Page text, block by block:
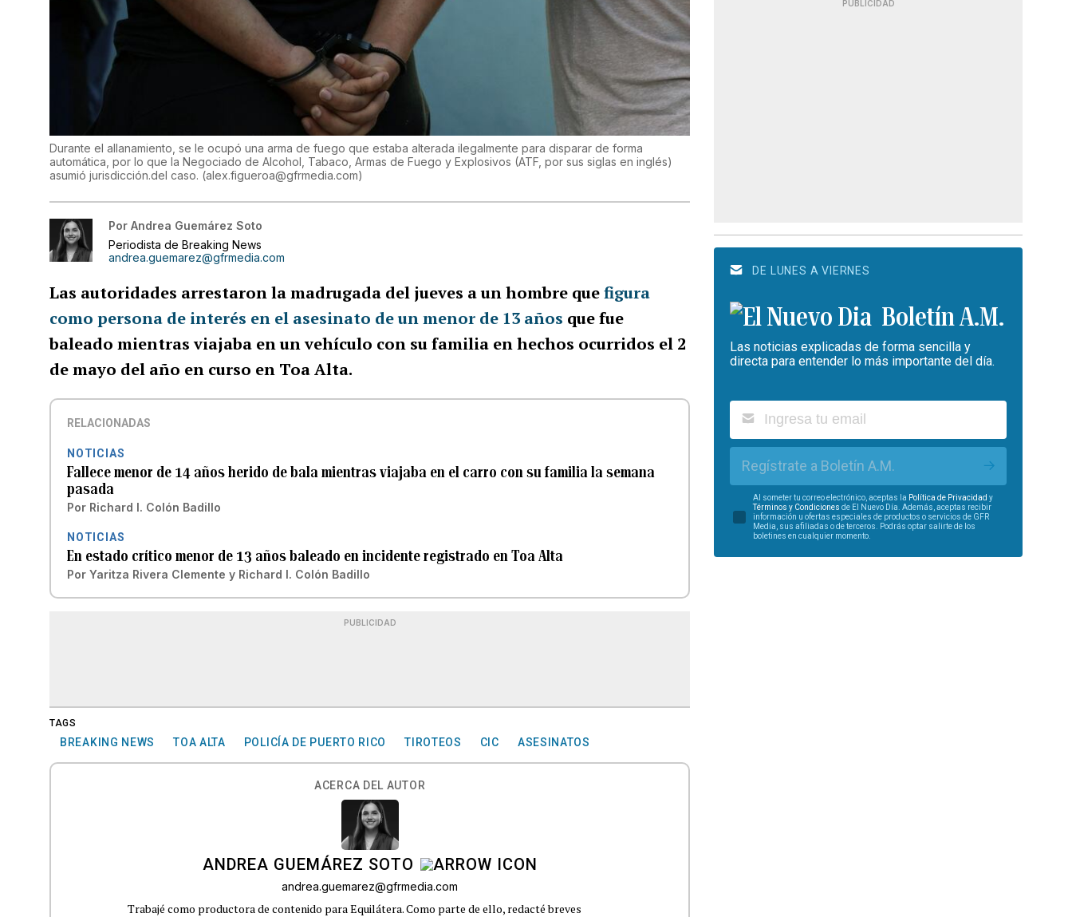
Durante el allanamiento, se le ocupó una arma de fuego que estaba alterada ilegalmente para disparar de forma
automática, por lo que la Negociado de Alcohol, Tabaco, Armas de Fuego y Explosivos (ATF, por sus siglas en inglés)
asumió jurisdicción.del caso. (alex.figueroa@gfrmedia.com)
Por Andrea Guemárez Soto
Periodista de Breaking News
andrea.guemarez@gfrmedia.com
Las autoridades arrestaron la madrugada del jueves a un hombre quefigura
como persona de interés en el asesinato de un menor de 13 años que fue
baleado mientras viajaba en un vehículo con su familia en hechos ocurridos el 2
de mayo del año en curso en Toa Alta.
RELACIONADAS
NOTICIAS
Fallece menor de 14 años herido de bala mientras viajaba en el carro con su familia la semana
pasada
Por Richard I. Colón Badillo
NOTICIAS
En estado crítico menor de 13 años baleado en incidente registrado en Toa Alta
Por Yaritza Rivera Clemente y Richard I. Colón Badillo
PUBLICIDAD
TAGS
BREAKING NEWS TOA ALTA POLICÍA DE PUERTO RICO TIROTEOS CIC ASESINATOS
ACERCA DEL AUTOR
ANDREA GUEMÁREZ SOTO
andrea.guemarez@gfrmedia.com
Trabajé como productora de contenido para Equilátera. Como parte de ello, redacté breves
PUBLICIDAD
DE LUNES A VIERNES
Boletín A.M.
Las noticias explicadas de forma sencilla y
directa para entender lo más importante del día.
Regístrate a Boletín A.M.
Al someter tu correo electrónico, aceptas la Política de Privacidad y
Términos y Condiciones de El Nuevo Día. Además, aceptas recibir
información u ofertas especiales de productos o servicios de GFR
Media, sus afiliadas o de terceros. Podrás optar salirte de los
boletines en cualquier momento.